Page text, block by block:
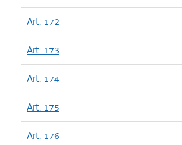
Art. 172
Art. 173
Art. 174
Art. 175
Art. 176